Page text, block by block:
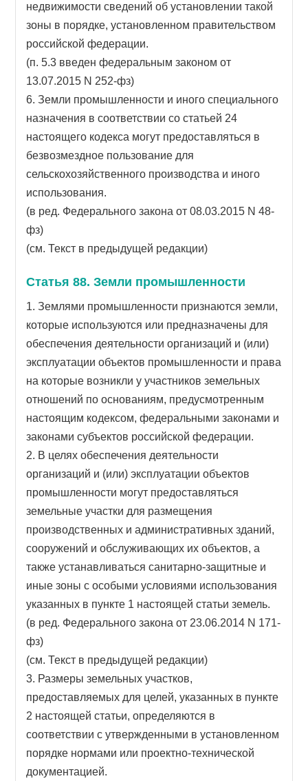
недвижимости сведений об установлении такой
зоны в порядке, установленном правительством
российской федерации.
(п. 5.3 введен федеральным законом от
13.07.2015 N 252-фз)
6. Земли промышленности и иного специального
назначения в соответствии со статьей 24
настоящего кодекса могут предоставляться в
безвозмездное пользование для
сельскохозяйственного производства и иного
использования.
(в ред. Федерального закона от 08.03.2015 N 48-
фз)
(см. Текст в предыдущей редакции)
Статья 88. Земли промышленности
1. Землями промышленности признаются земли,
которые используются или предназначены для
обеспечения деятельности организаций и (или)
эксплуатации объектов промышленности и права
на которые возникли у участников земельных
отношений по основаниям, предусмотренным
настоящим кодексом, федеральными законами и
законами субъектов российской федерации.
2. В целях обеспечения деятельности
организаций и (или) эксплуатации объектов
промышленности могут предоставляться
земельные участки для размещения
производственных и административных зданий,
сооружений и обслуживающих их объектов, а
также устанавливаться санитарно-защитные и
иные зоны с особыми условиями использования
указанных в пункте 1 настоящей статьи земель.
(в ред. Федерального закона от 23.06.2014 N 171-
фз)
(см. Текст в предыдущей редакции)
3. Размеры земельных участков,
предоставляемых для целей, указанных в пункте
2 настоящей статьи, определяются в
соответствии с утвержденными в установленном
порядке нормами или проектно-технической
документацией.